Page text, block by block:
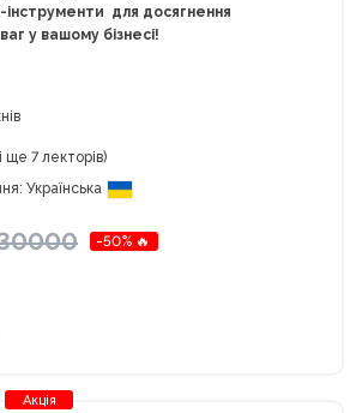
для досягнення
у вашому бізнесі!
ще 7 лекторів)
Українська
-50% 🔥
Акція